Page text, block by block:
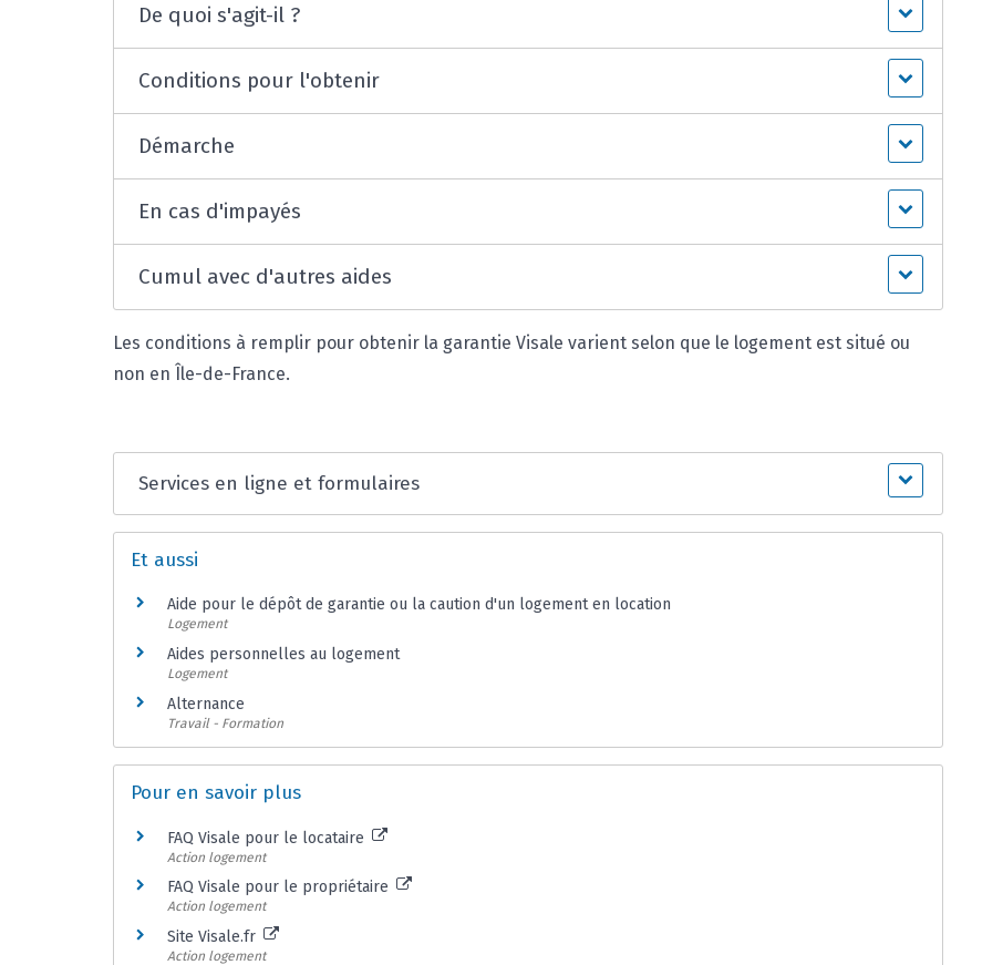
De quoi s'agit-il ?
Conditions pour l'obtenir
Démarche
En cas d'impayés
Cumul avec d'autres aides
Les conditions à remplir pour obtenir la garantie Visale varient selon que le logement est situé ou
non en Île-de-France.
Services en ligne et formulaires
Et aussi
Aide pour le dépôt de garantie ou la caution d'un logement en location
Logement
Aides personnelles au logement
Logement
Alternance
Travail - Formation
Pour en savoir plus
FAQ Visale pour le locataire
Action logement
FAQ Visale pour le propriétaire
Action logement
Site Visale.fr
Action logement